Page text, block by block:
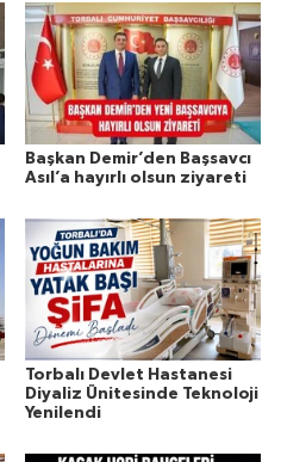
Başkan Demir’den Başsavcı
Asıl’a hayırlı olsun ziyareti
Torbalı Devlet Hastanesi
Diyaliz Ünitesinde Teknoloji
Yenilendi